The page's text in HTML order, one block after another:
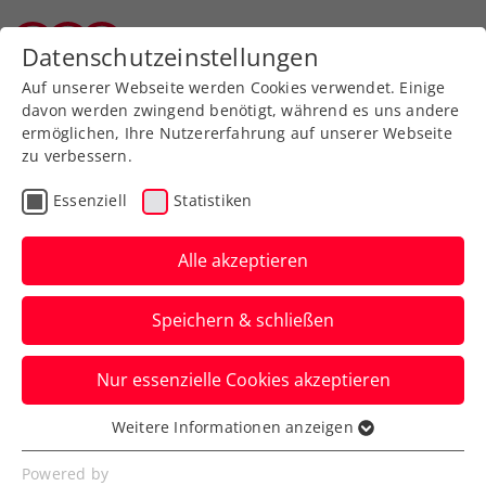
Zurück zur Newsübersicht
Davis Cup
KURIER Austria Davis Cup
Team auf Sensationskurs
Richtung Bologna
Österreichs Herrennationalteam liegt
gegen Ungarn in Debrecen nach Tag 1
sensationell mit 2:0 in Führung.
Verfasst von: Manuel Wachta, 12.09.2025
Datenschutzeinstellungen
Auf unserer Webseite werden Cookies verwendet. Einige
davon werden zwingend benötigt, während es uns andere
ermöglichen, Ihre Nutzererfahrung auf unserer Webseite
zu verbessern.
Essenziell Statistiken
Alle akzeptieren
Speichern & schließen
Nur essenzielle Cookies akzeptieren
Essenziell
Essenzielle Cookies werden für grundlegende
Weitere Informationen anzeigen
Powered by